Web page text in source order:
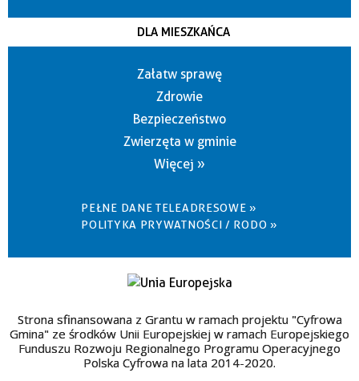
DLA MIESZKAŃCA
Załatw sprawę
Zdrowie
Bezpieczeństwo
Zwierzęta w gminie
Więcej »
PEŁNE DANE TELEADRESOWE »
POLITYKA PRYWATNOŚCI / RODO »
Strona sfinansowana z Grantu w ramach projektu "Cyfrowa
Gmina" ze środków Unii Europejskiej w ramach Europejskiego
Funduszu Rozwoju Regionalnego Programu Operacyjnego
Polska Cyfrowa na lata 2014-2020.